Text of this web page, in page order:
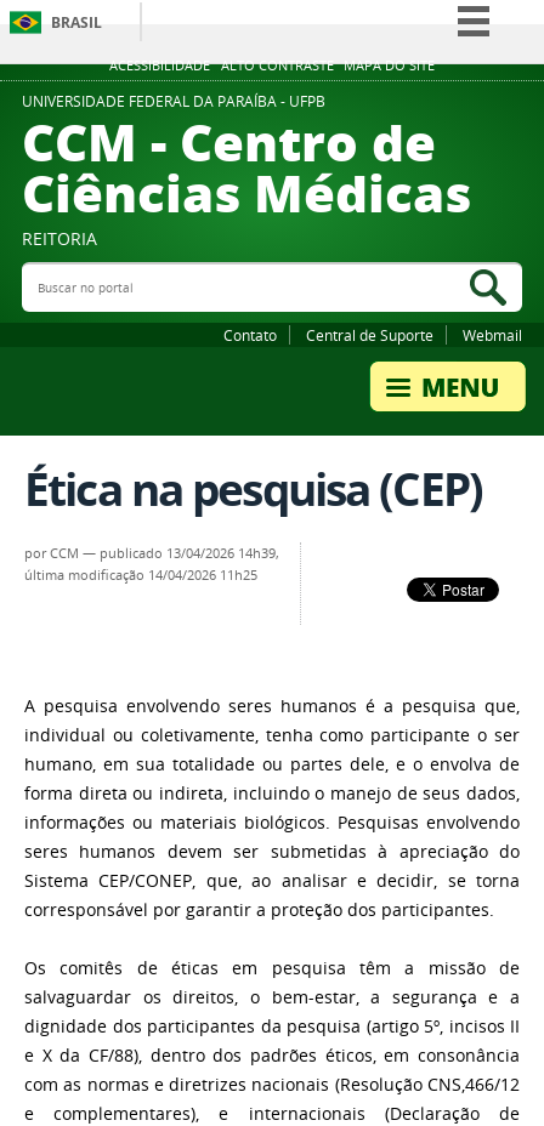
ACESSIBILIDADE ALTO CONTRASTE MAPA DO SITE
BRASIL
Simplifique!
Participe
Acesso à informação
Legislação
UNIVERSIDADE FEDERAL DA PARAÍBA - UFPB
CCM - Centro de
Ciências Médicas
REITORIA
Buscar no portal
Contato Central de Suporte Webmail
Ética na pesquisa (CEP)
porCCM — publicado 13/04/2026 14h39,
última modificação 14/04/2026 11h25
A pesquisa envolvendo seres humanos é a pesquisa que,
individual ou coletivamente, tenha como participante o ser
humano, em sua totalidade ou partes dele, e o envolva de
forma direta ou indireta, incluindo o manejo de seus dados,
informações ou materiais biológicos. Pesquisas envolvendo
seres humanos devem ser submetidas à apreciação do
Sistema CEP/CONEP, que, ao analisar e decidir, se torna
corresponsável por garantir a proteção dos participantes.
Os comitês de éticas em pesquisa têm a missão de
salvaguardar os direitos, o bem-estar, a segurança e a
dignidade dos participantes da pesquisa (artigo 5º, incisos II
e X da CF/88), dentro dos padrões éticos, em consonância
com as normas e diretrizes nacionais (Resolução CNS,466/12
e complementares), e internacionais (Declaração de